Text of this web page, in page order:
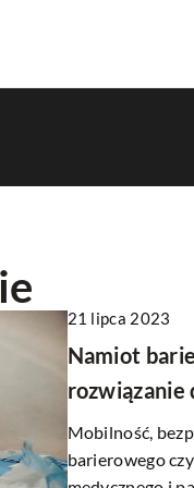
21 lipca 2023
Namiot
rozwiązanie
Mobilność,
barierowego